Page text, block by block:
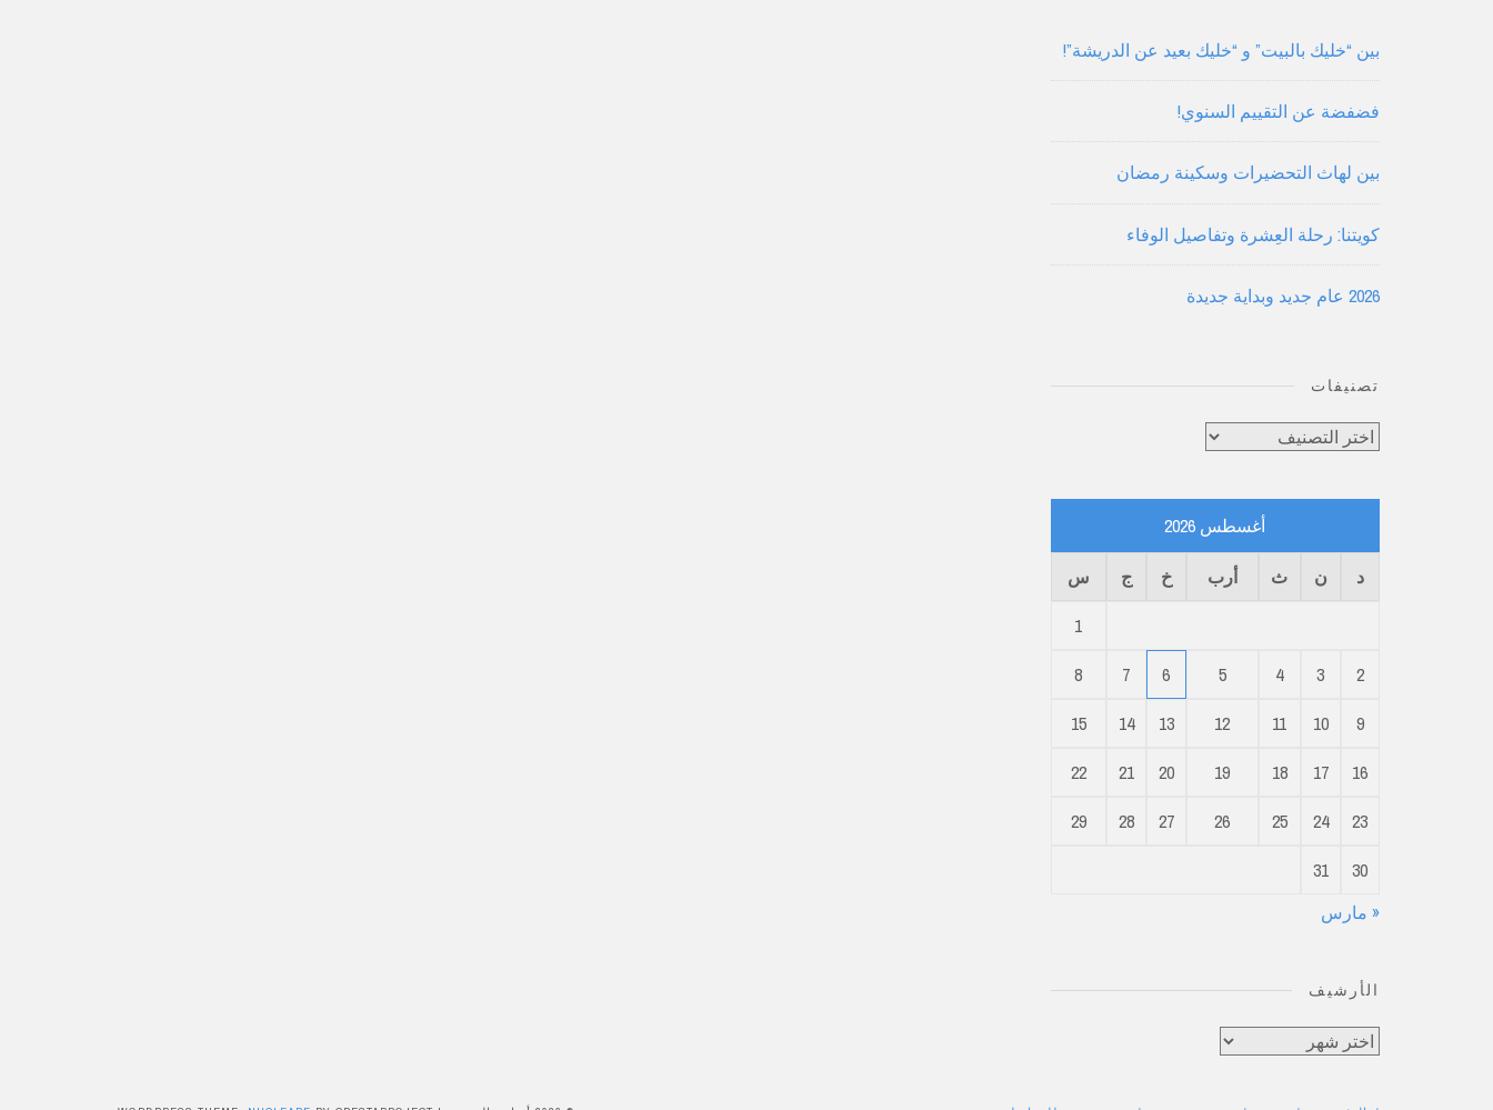
بين “خليك بالبيت” و “خليك بعيد عن الدريشة”!
فضفضة عن التقييم السنوي!
بين لهاث التحضيرات وسكينة رمضان
كويتنا: رحلة العِشرة وتفاصيل الوفاء
2026 عام جديد وبداية جديدة
تصنيفات
تصنيفات
أغسطس 2026
د ن ث أرب خ ج
س
1
2
3
4
5
6
7
8
9
10
11
12
13
14
15
16
17
18
19
20
21
22
23
24
25
26
27
28
29
30
31
« مارس
الأرشيف
الأرشيف